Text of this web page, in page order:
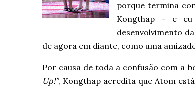
porque termina
Kongthap – e
desenvolvimento
de agora em diante, como uma
Por causa de toda a confusão com a
Up!”, Kongthap acredita que Atom